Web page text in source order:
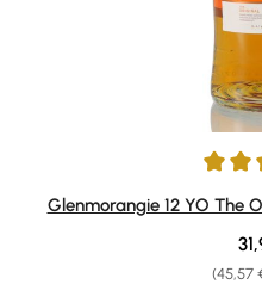
Durchschnittliche
Glenmorangie 12 YO The
(45,57